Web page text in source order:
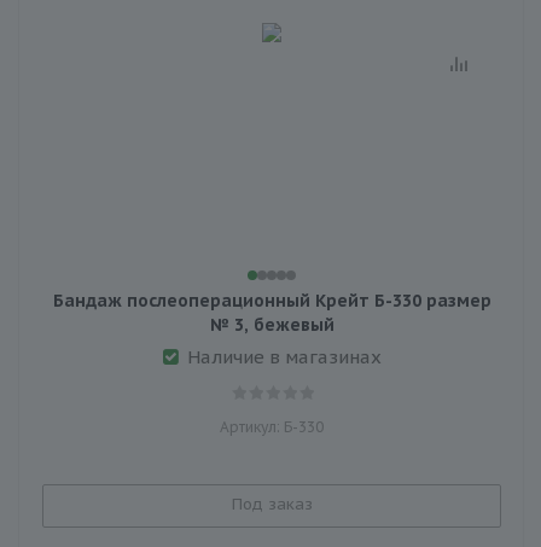
Бандаж послеоперационный Крейт Б-330 размер
№ 3, бежевый
Наличие в магазинах
Артикул: Б-330
Под заказ